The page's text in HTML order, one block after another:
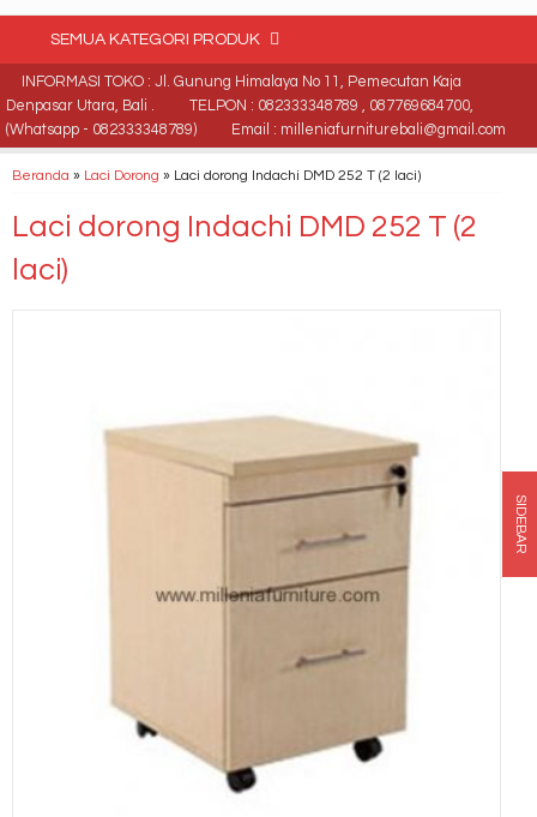
SEMUA KATEGORI PRODUK
INFORMASI TOKO : Jl. Gunung Himalaya No 11, Pemecutan Kaja
Denpasar Utara, Bali .
TELPON : 082333348789 , 087769684700,
(Whatsapp - 082333348789)
Email : milleniafurniturebali@gmail.com
Beranda » Laci Dorong » Laci dorong Indachi DMD 252 T (2 laci)
Laci dorong Indachi DMD 252 T (2
laci)
SIDEBAR